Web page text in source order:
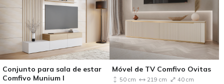
Conjunto para sala de estar
Comfivo Munium I
Móvel de TV Comfivo Ovitas
50 cm 219 cm 40 cm